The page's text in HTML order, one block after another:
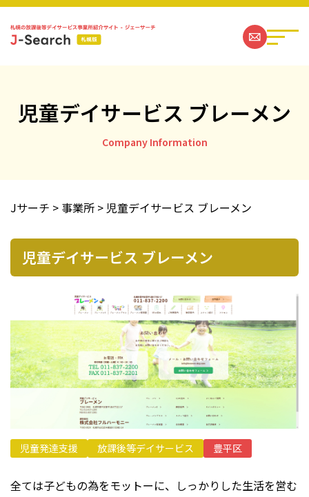
札幌の放課後等デイサービス事業所一覧
運営社情報
プライバシーポリシー
児童デイサービス ブレーメン
Company Information
Jサーチ > 事業所 > 児童デイサービス ブレーメン
児童デイサービス ブレーメン
児童発達支援 放課後等デイサービス 豊平区
全ては子どもの為をモットーに、しっかりした生活を営む